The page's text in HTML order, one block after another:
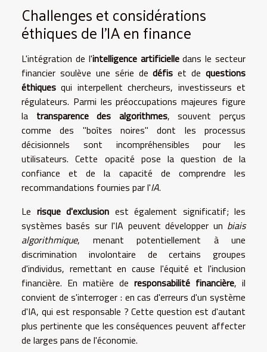
Challenges et considérations
éthiques de l'IA en finance
L'intégration de l'intelligence artificielledans le secteur
financier soulève une série dedéfis et de questions
éthiques qui interpellent chercheurs, investisseurs et
régulateurs. Parmi les préoccupations majeures figure
la transparence des algorithmes, souvent perçus
comme des "boîtes noires" dont les processus
décisionnels sont incompréhensibles pour les
utilisateurs. Cette opacité pose la question de la
confiance et de la capacité de comprendre les
recommandations fournies par l'IA.
Le risque d'exclusion est également significatif; les
systèmes basés sur l'IA peuvent développer un biais
algorithmique, menant potentiellement à une
discrimination involontaire de certains groupes
d'individus, remettant en cause l'équité et l'inclusion
financière. En matière de responsabilité financière, il
convient de s'interroger : en cas d'erreurs d'un système
d'IA, qui est responsable ? Cette question est d'autant
plus pertinente que les conséquences peuvent affecter
de larges pans de l'économie.